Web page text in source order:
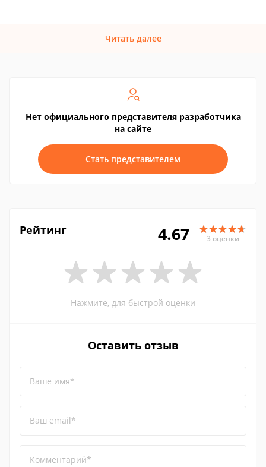
Читать далее
Нет официального представителя разработчика
на сайте
Стать представителем
Рейтинг 4.67 3 оценки
Нажмите, для быстрой оценки
Оставить отзыв
Ваше имя*
Ваш email*
Комментарий*